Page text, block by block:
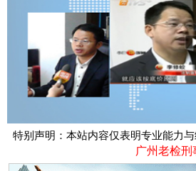
特别声明：本站内容仅表明专业能力
广州老检刑